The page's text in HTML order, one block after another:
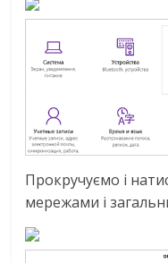
Прокручуємо і
мережами і